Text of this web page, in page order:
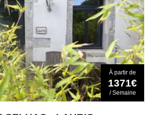
À partir de
1371€
/ Semaine